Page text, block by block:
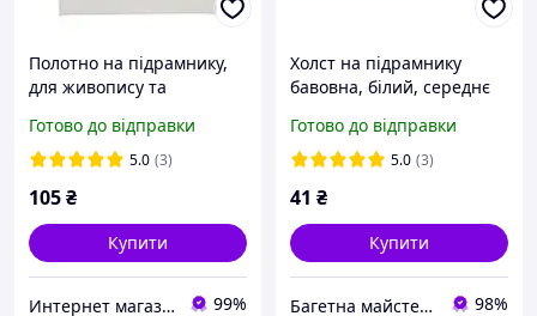
Полотно на підрамнику,
для живопису та
Готово до відправки
5.0 (3)
105₴
Купити
Интернет магазин «Art-market.pro» 99%
Холст на підрамнику
бавовна, білий, середнє
живопису, художнє
полотно різного розміру
Готово до відправки
5.0 (3)
41 ₴
Купити
Багетна майстерня 98%